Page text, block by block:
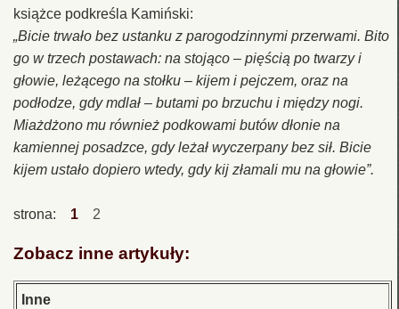
książce podkreśla Kamiński:
„Bicie trwało bez ustanku z parogodzinnymi przerwami. Bito
go w trzech postawach: na stojąco – pięścią po twarzy i
głowie, leżącego na stołku – kijem i pejczem, oraz na
podłodze, gdy mdlał – butami po brzuchu i między nogi.
Miażdżono mu również podkowami butów dłonie na
kamiennej posadzce, gdy leżał wyczerpany bez sił. Bicie
kijem ustało dopiero wtedy, gdy kij złamali mu na głowie”.
strona: 1 2
Zobacz inne artykuły:
Inne